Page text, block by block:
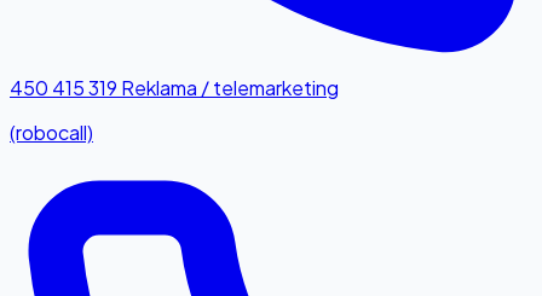
450 415 319 Reklama / telemarketing
(robocall)